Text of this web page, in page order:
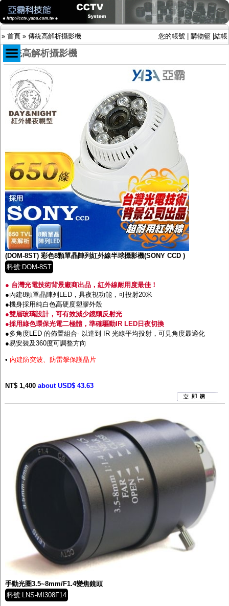
» 首頁 » 傳統高解析攝影機 您的帳號 購物籃 結帳
商品目錄
限時促銷特惠專案
IP網路攝影機及錄放影機
AHD DVR數位錄放影機
AHD半球型(適用屋內)
AHD中小型紅外線攝影機(適用騎樓、室內外)
AHD防護罩型攝影機(適用屋外，紅外線照射
距離遠）
AHD特殊功能型攝影機
旋轉型攝影機.旋轉台
傳統高解析攝影機
鏡頭
投光設備
防護罩及支架
多路攝影機單軸傳輸
監聽器.麥克風
網路設備
視訊轉換設備
雙絞線傳輸器
雜訊改善器
分配放大器
網路線用水晶頭
網路線
懶人線.同軸線.花線
線頭.插座.延長線.HDMI線
集線盒.防水盒.配線盒
變壓器.避雷器
偽裝嚇阻假監視器. 警示防盜貼紙
客訂商品
傳統高解析攝影機
(DOM-8ST) 彩色8顆單晶陣列紅外線半球攝影機(SONY CCD )
料號:DOM-8ST
● 台灣光電技術背景廠商出品，紅外線耐用度最佳！
●內建8顆單晶陣列LED，具夜視功能，可投射20米
●機身採用純白色高硬度塑膠外殼
●雙層玻璃設計，可有效減少鏡頭反射光
●採用綠色環保光電二極體，準確驅動IR LED日夜切換
●多角度LED 的佈置組合- 以達到 IR 光線平均投射，可見角度最適化
●易安裝及360度可調整方向
• 內建防突波、防雷搫保護晶片
NT$ 1,400 about USD$ 43.63
手動光圈3.5~8mm/F1.4變焦鏡頭
料號:LNS-MI308F14